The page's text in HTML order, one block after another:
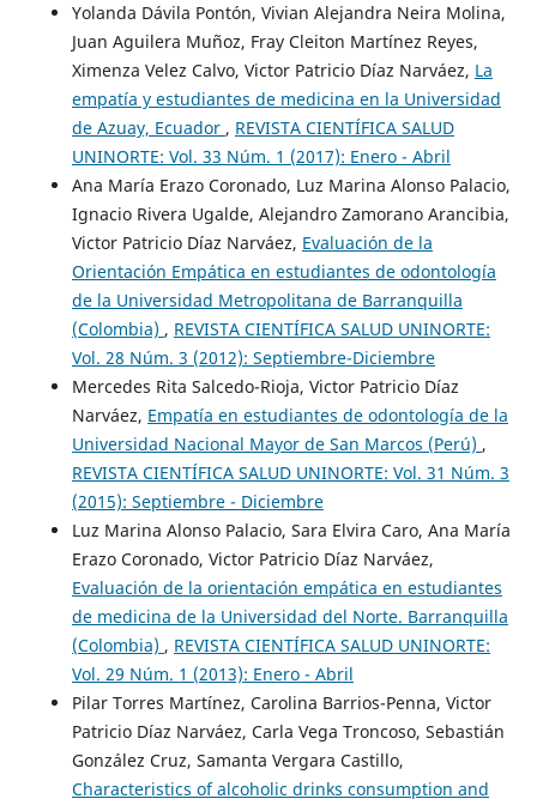
Yolanda Dávila Pontón, Vivian Alejandra Neira Molina,
Juan Aguilera Muñoz, Fray Cleiton Martínez Reyes,
Ximenza Velez Calvo, Victor Patricio Díaz Narváez, La
empatía y estudiantes de medicina en la Universidad
de Azuay, Ecuador , REVISTA CIENTÍFICA SALUD
UNINORTE: Vol. 33 Núm. 1 (2017): Enero - Abril
Ana María Erazo Coronado, Luz Marina Alonso Palacio,
Ignacio Rivera Ugalde, Alejandro Zamorano Arancibia,
Victor Patricio Díaz Narváez, Evaluación de la
Orientación Empática en estudiantes de odontología
de la Universidad Metropolitana de Barranquilla
(Colombia) , REVISTA CIENTÍFICA SALUD UNINORTE:
Vol. 28 Núm. 3 (2012): Septiembre-Diciembre
Mercedes Rita Salcedo-Rioja, Victor Patricio Díaz
Narváez, Empatía en estudiantes de odontología de la
Universidad Nacional Mayor de San Marcos (Perú) ,
REVISTA CIENTÍFICA SALUD UNINORTE: Vol. 31 Núm. 3
(2015): Septiembre - Diciembre
Luz Marina Alonso Palacio, Sara Elvira Caro, Ana María
Erazo Coronado, Victor Patricio Díaz Narváez,
Evaluación de la orientación empática en estudiantes
de medicina de la Universidad del Norte. Barranquilla
(Colombia) , REVISTA CIENTÍFICA SALUD UNINORTE:
Vol. 29 Núm. 1 (2013): Enero - Abril
Pilar Torres Martínez, Carolina Barrios-Penna, Victor
Patricio Díaz Narváez, Carla Vega Troncoso, Sebastián
González Cruz, Samanta Vergara Castillo,
Characteristics of alcoholic drinks consumption and